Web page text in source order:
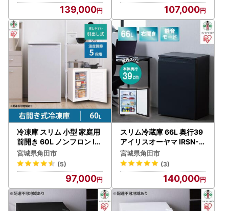
139,000 107,000
冷凍庫 スリム 小型 家庭用
前開き 60L ノンフロン IU
SD-6B-W ホワイト ｜ 冷
凍庫 アイリスオーヤマ
宮城県角田市
(5)
97,000
スリム冷蔵庫 66L 奥行39
アイリスオーヤマ IRSN-7
A-B ブラック ｜ 冷蔵庫 新
生活 ひとり暮らし
宮城県角田市
(3)
140,000